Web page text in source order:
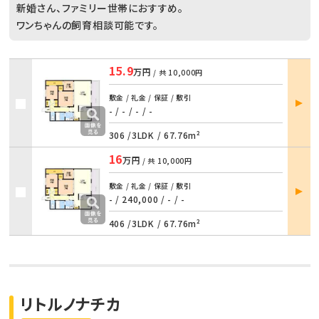
新婚さん、ファミリー世帯におすすめ。
ワンちゃんの飼育相談可能です。
15.9万円 / 共 10,000円
敷金 / 礼金 / 保証 / 敷引
- / - / - / -
306 /3LDK / 67.76m²
部屋
詳細
16万円 / 共 10,000円
敷金 / 礼金 / 保証 / 敷引
- / 240,000 / - / -
406 /3LDK / 67.76m²
部屋
詳細
リトルノナチカ